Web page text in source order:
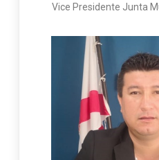
Vice Presidente Junta